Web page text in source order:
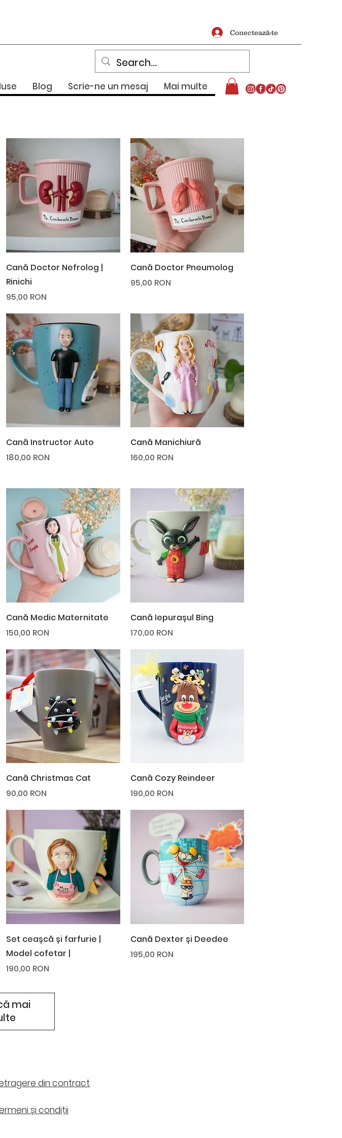
Conectează-te
Blog Scrie-ne un mesaj Mai multe
Afișare rapidă
Cană Doctor Nefrolog |
Rinichi
Preț
95,00 RON
Afișare rapidă
Cană Doctor Pneumolog
Preț
95,00 RON
Afișare rapidă
Cană Instructor Auto
Preț
180,00 RON
Afișare rapidă
Cană Manichiură
Preț
160,00 RON
Afișare rapidă
Cană Medic Maternitate
Preț
150,00 RON
Afișare rapidă
Cană Iepurașul Bing
Preț
170,00 RON
Afișare rapidă
Cană Christmas Cat
Preț
90,00 RON
Afișare rapidă
Cană Cozy Reindeer
Preț
190,00 RON
Afișare rapidă
Set ceașcă și farfurie |
Model cofetar |
Preț
190,00 RON
Afișare rapidă
Cană Dexter și Deedee
Preț
195,00 RON
mai
din contract​
și condiții